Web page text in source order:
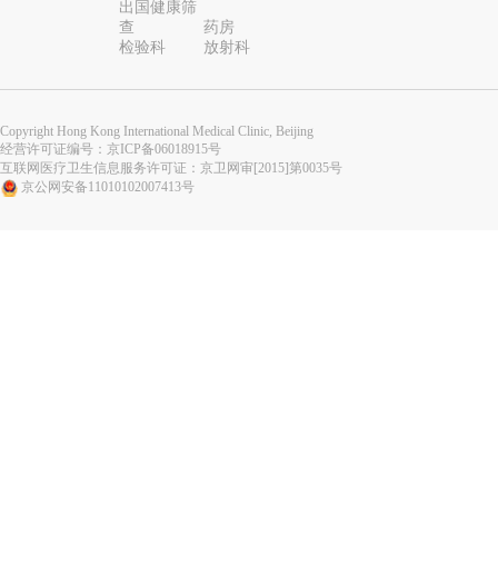
出国健康筛
查
药房
检验科
放射科
Copyright Hong Kong International Medical Clinic, Beijing
经营许可证编号： 京ICP备06018915号
互联网医疗卫生信息服务许可证：京卫网审[2015]第0035号
京公网安备11010102007413号